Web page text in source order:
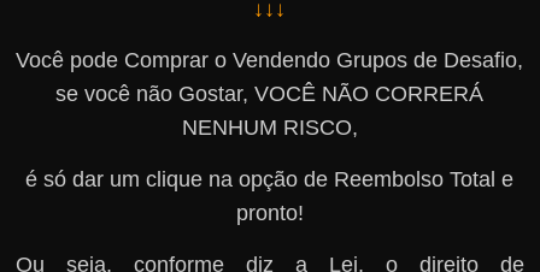
↓↓↓
Você pode Comprar o Vendendo Grupos de Desafio,
se você não Gostar, VOCÊ NÃO CORRERÁ
NENHUM RISCO,
é só dar um clique na opção de Reembolso Total e
pronto!
Ou seja, conforme diz a Lei, o direito de